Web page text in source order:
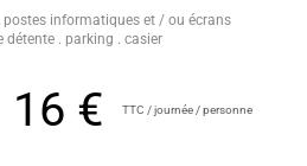
informatiques et / ou écrans
. parking . casier
16 € TTC / journée / personne